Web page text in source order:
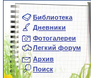
Библиотека
Дневники
Фотогалереи
Легкий форум
Архив
Поиск